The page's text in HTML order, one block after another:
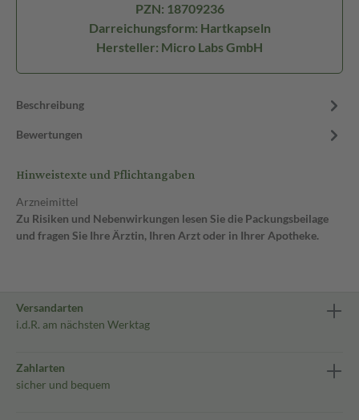
PZN: 18709236
Darreichungsform: Hartkapseln
Hersteller: Micro Labs GmbH
Beschreibung
Bewertungen
Hinweistexte und Pflichtangaben
Arzneimittel
Zu Risiken und Nebenwirkungen lesen Sie die Packungsbeilage
und fragen Sie Ihre Ärztin, Ihren Arzt oder in Ihrer Apotheke.
Versandarten
i.d.R. am nächsten Werktag
Zahlarten
sicher und bequem